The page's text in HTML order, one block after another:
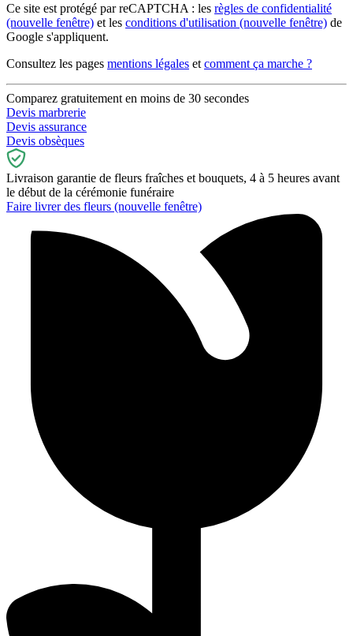
Ce site est protégé par reCAPTCHA : les règles de confidentialité
(nouvelle fenêtre) et les conditions d'utilisation (nouvelle fenêtre) de
Google s'appliquent.
Consultez les pages mentions légales et comment ça marche ?
Comparez gratuitement en moins de 30 secondes
Devis marbrerie
Devis assurance
Devis obsèques
Livraison garantie de fleurs fraîches et bouquets, 4 à 5 heures avant
le début de la cérémonie funéraire
Faire livrer des fleurs (nouvelle fenêtre)